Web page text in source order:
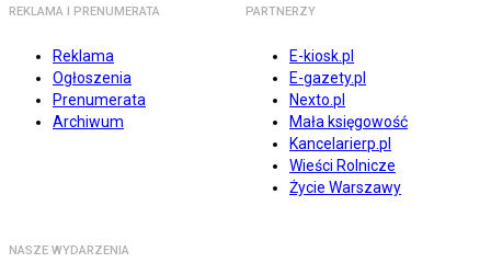
REKLAMA I PRENUMERATA
Reklama
Ogłoszenia
Prenumerata
Archiwum
PARTNERZY
E-kiosk.pl
E-gazety.pl
Nexto.pl
Mała księgowość
Kancelarierp.pl
Wieści Rolnicze
Życie Warszawy
NASZE WYDARZENIA